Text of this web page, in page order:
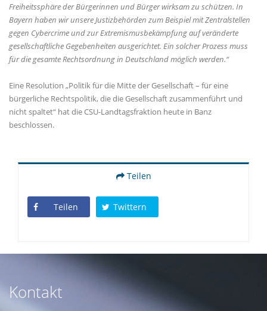
Freiheitssphäre der Bürgerinnen und Bürger wirksam zu schützen. In
Bayern haben wir unsere Justizbehörden zum Beispiel mit Zentralstellen
gegen Cybercrime und zur Extremismusbekämpfung auf veränderte
gesellschaftliche Gegebenheiten ausgerichtet. Ein solcher Prozess muss
für die gesamte Rechtsordnung in Deutschland möglich werden.“
Eine Resolution „Politik für die Mitte der Gesellschaft – für eine
bürgerliche Rechtspolitik, die die Gesellschaft zusammenführt und
nicht spaltet“ hat die CSU-Landtagsfraktion heute in Banz
beschlossen.
Teilen
Teilen Twittern
Kontakt